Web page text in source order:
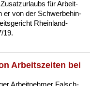
für Ar­beit­
er von der Schwer­be­hin­
Rhein­land-
19.
Arbeitszeiten bei